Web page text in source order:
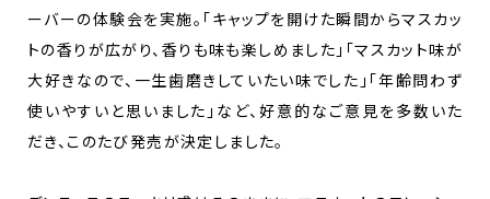
ーバーの体験会を実施。「キャップを開けた瞬間からマスカッ
トの香りが広がり、香りも味も楽しめました」「マスカット味が
大好きなので、一生歯磨きしていたい味でした」「年齢問わず
使いやすいと思いました」など、好意的なご意見を多数いた
だき、このたび発売が決定しました。